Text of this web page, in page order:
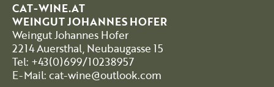
CAT-WINE.AT
WEINGUT JOHANNES HOFER
Weingut Johannes Hofer
2214 Auersthal, Neubaugasse 15
Tel: +43(0)699/10238957
E-Mail: cat-wine@outlook.com